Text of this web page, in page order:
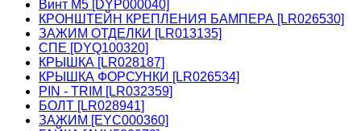
Винт М5 [DYP000040]
КРОНШТЕЙН КРЕПЛЕНИЯ БАМПЕРА [LR026530]
ЗАЖИМ ОТДЕЛКИ [LR013135]
СПЕ [DYQ100320]
КРЫШКА [LR028187]
КРЫШКА ФОРСУНКИ [LR026534]
PIN - TRIM [LR032359]
БОЛТ [LR028941]
ЗАЖИМ [EYC000360]